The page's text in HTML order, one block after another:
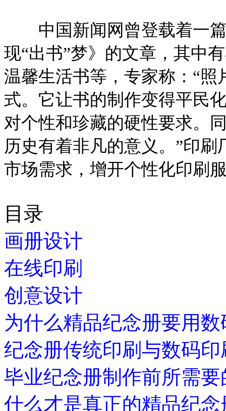
中国新闻网曾登载着一篇
现“出书”梦》的文章，其中
温馨生活书等，专家称：“
式。它让书的制作变得平民
对个性和珍藏的硬性要求。
历史有着非凡的意义。”印
市场需求，增开个性化印刷
目录
画册设计
在线印刷
创意设计
为什么精品纪念册要用
纪念册传统印刷与数码
毕业纪念册制作前所需
什么才是真正的精品纪